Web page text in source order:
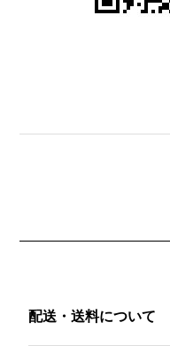
配送・送料について